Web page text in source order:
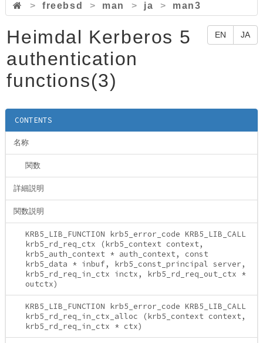
> freebsd > man > ja > man3
EN JA
Heimdal Kerberos 5
authentication
functions(3)
CONTENTS
名称
関数
詳細説明
関数説明
KRB5_LIB_FUNCTION krb5_error_code KRB5_LIB_CALL
krb5_rd_req_ctx (krb5_context context,
krb5_auth_context * auth_context, const
krb5_data * inbuf, krb5_const_principal server,
krb5_rd_req_in_ctx inctx, krb5_rd_req_out_ctx *
outctx)
KRB5_LIB_FUNCTION krb5_error_code KRB5_LIB_CALL
krb5_rd_req_in_ctx_alloc (krb5_context context,
krb5_rd_req_in_ctx * ctx)